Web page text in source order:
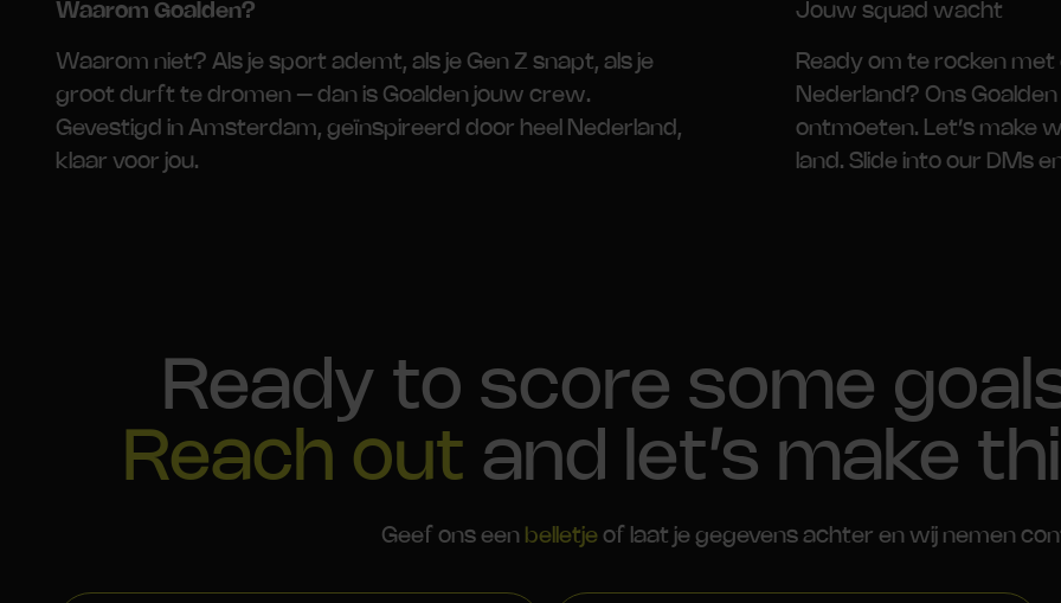
Waarom Goalden?
Waarom niet? Als je sport ademt, als je Gen Z snapt, als je
groot durft te dromen – dan is Goalden jouw crew.
Gevestigd in Amsterdam, geïnspireerd door heel Nederland,
klaar voor jou.
Jouw squad wacht
Ready om te rocken
Nederland? Ons
ontmoeten. Let’s make
land. Slide into our DMs
Ready to score some
Reach out and let’s make
Geef ons een belletjeof laat je gegevens achter en wij nemen